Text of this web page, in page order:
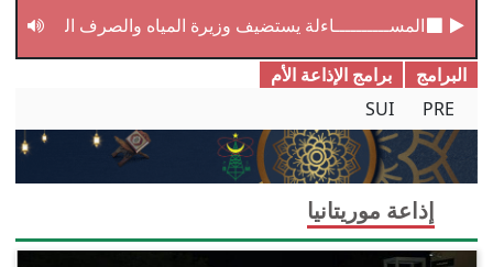
المســــــــــاءلة يستضيف وزيرة المياه والصرف الصحي
البرامج
برامج الإذاعة الأم
PRE
SUI
إذاعة موريتانيا